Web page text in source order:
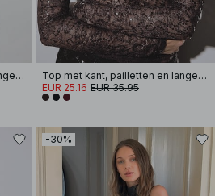
Top met kant, pailletten en lange mouwen
Top met kant, pailletten en lange mouwen
EUR 25.16 EUR 35.95
-30%